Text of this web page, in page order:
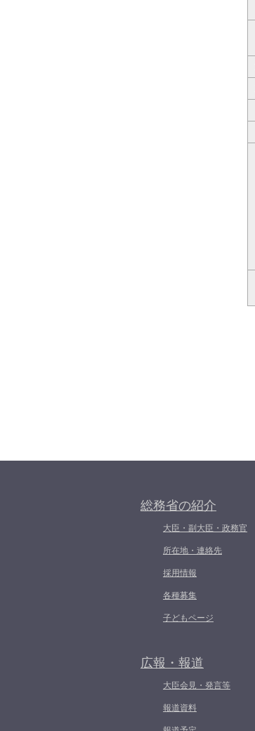
総務省の紹介
大臣・副大臣・政務官
所在地・連絡先
採用情報
各種募集
子どもページ
広報・報道
大臣会見・発言等
報道資料